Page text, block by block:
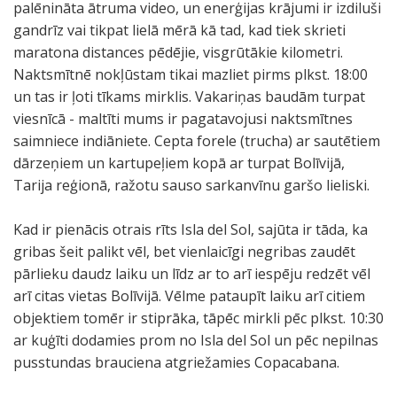
palēnināta ātruma video, un enerģijas krājumi ir izdiluši
gandrīz vai tikpat lielā mērā kā tad, kad tiek skrieti
maratona distances pēdējie, visgrūtākie kilometri.
Naktsmītnē nokļūstam tikai mazliet pirms plkst. 18:00
un tas ir ļoti tīkams mirklis. Vakariņas baudām turpat
viesnīcā - maltīti mums ir pagatavojusi naktsmītnes
saimniece indiāniete. Cepta forele (trucha) ar sautētiem
dārzeņiem un kartupeļiem kopā ar turpat Bolīvijā,
Tarija reģionā, ražotu sauso sarkanvīnu garšo lieliski.
Kad ir pienācis otrais rīts Isla del Sol, sajūta ir tāda, ka
gribas šeit palikt vēl, bet vienlaicīgi negribas zaudēt
pārlieku daudz laiku un līdz ar to arī iespēju redzēt vēl
arī citas vietas Bolīvijā. Vēlme pataupīt laiku arī citiem
objektiem tomēr ir stiprāka, tāpēc mirkli pēc plkst. 10:30
ar kuģīti dodamies prom no Isla del Sol un pēc nepilnas
pusstundas brauciena atgriežamies Copacabana.